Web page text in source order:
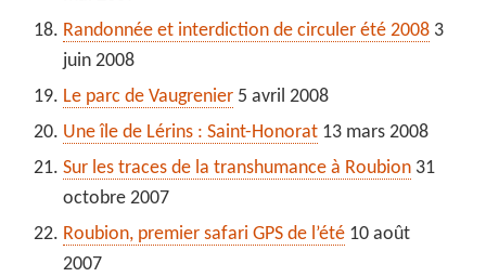
Randonnée et interdiction de circuler été 2008 3
juin 2008
Le parc de Vaugrenier 5 avril 2008
Une île de Lérins : Saint-Honorat 13 mars 2008
Sur les traces de la transhumance à Roubion 31
octobre 2007
Roubion, premier safari GPS de l’été 10 août
2007